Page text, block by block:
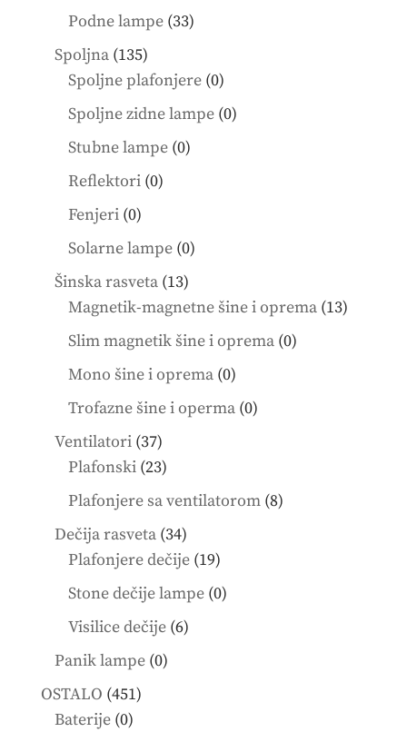
products
Podne lampe 3333
Spoljna 135135
products
Spoljne plafonjere 00
products
Spoljne zidne lampe 00
Stubne lampe 00
Reflektori 00
Fenjeri 00
products
Solarne lampe 00
Šinska rasveta 1313
products
Magnetik-magnetne šine i oprema 1313
Slim magnetik šine i oprema 00
Mono šine i oprema 00
products
Trofazne šine i operma 00
Ventilatori 3737
products
Plafonski 2323
products
Plafonjere sa ventilatorom 88
Dečija rasveta 3434
products
Plafonjere dečije 1919
products
Stone dečije lampe 00
Visilice dečije 66
Panik lampe 00
OSTALO 451451
Baterije 00